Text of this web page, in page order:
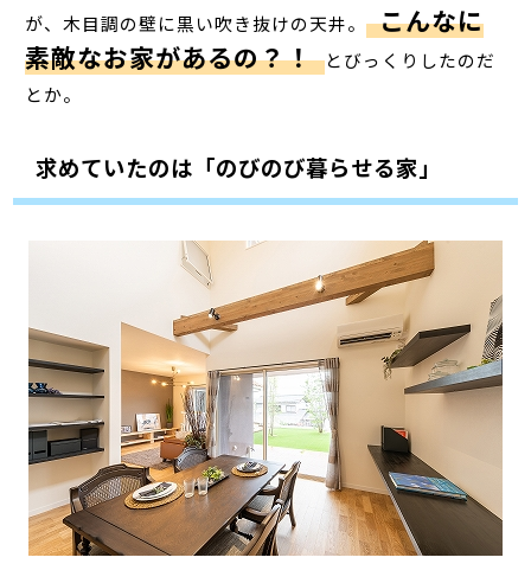
が、木目調の壁に黒い吹き抜けの天井。 こんなに
素敵なお家があるの？！ とびっくりしたのだ
とか。
求めていたのは「のびのび暮らせる家」